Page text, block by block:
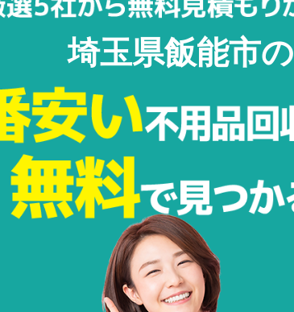
埼玉県飯能市の